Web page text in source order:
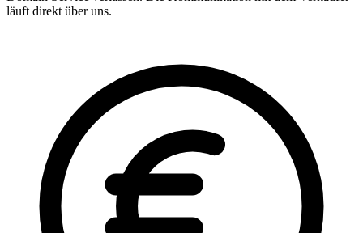
läuft direkt über uns.